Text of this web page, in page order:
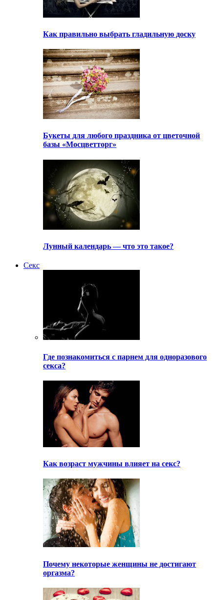
Как правильно выбрать гладильную доску
Букеты для любого праздника от цветочной
базы «Мосцветторг»
Лунный календарь — что это такое?
Секс
Где познакомиться с парнем для одноразового
секса?
Как возраст мужчины влияет на секс?
Почему некоторые женщины не достигают
оргазма?